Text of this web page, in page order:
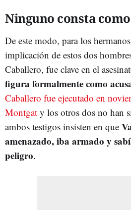
Ninguno consta
De este modo, para los
implicación de estos dos
Caballero, fue clave en el
figura formalmente como
Caballero fue ejecutado en
Montgat y los otros dos no han
ambos testigos insisten en que
amenazado, iba armado y
peligro.